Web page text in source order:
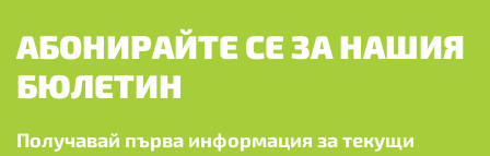
АБОНИРАЙТЕ СЕ ЗА НАШИЯ
БЮЛЕТИН
Получавай първа информация за текущи